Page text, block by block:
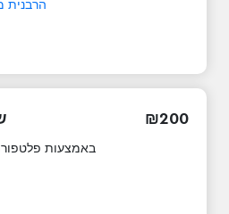
הרבנית
₪200
באמצעות